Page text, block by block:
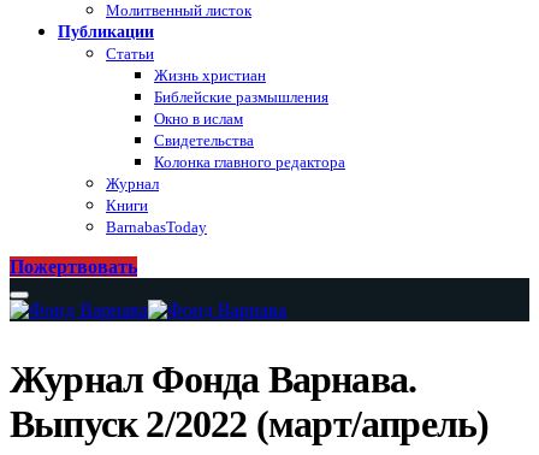
Молитвенный листок
Публикации
Статьи
Жизнь христиан
Библейские размышления
Окно в ислам
Свидетельства
Колонка главного редактора
Журнал
Книги
BarnabasToday
Пожертвовать
Журнал Фонда Варнава.
Выпуск 2/2022 (март/апрель)